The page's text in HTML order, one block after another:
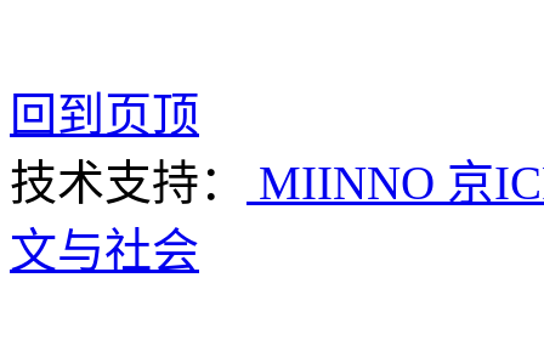
回到页顶
技术支持：
MIINNO 京
文与社会